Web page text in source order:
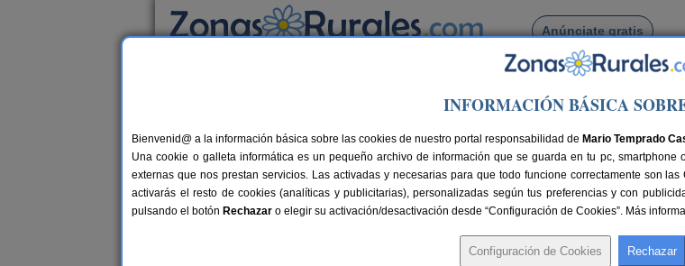
Anúnciate gratis
Busca por pueblo
La Ermita
Casa Rural en Loroñe / Colunga (Asturias)
Alquiler completo 4 plazas 40 km de Oviedo Compartir:
INFORMACIÓN BÁSICA
Bienvenid@ a la información básica sobre las cookies de nuestro portal responsabilidad de Mario Temprado
Una cookie o galleta informática es un pequeño archivo de información que se guarda en tu pc,
externas que nos prestan servicios. Las activadas y necesarias para que todo funcione correctamente son
activarás el resto de cookies (analíticas y publicitarias), personalizadas según tus preferencias y con
pulsando el botón Rechazar o elegir su activación/desactivación desde “Configuración de Cookies”. Más